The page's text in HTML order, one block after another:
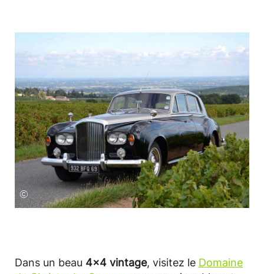
©
Dans un beau 4x4 vintage, visitez le Domaine